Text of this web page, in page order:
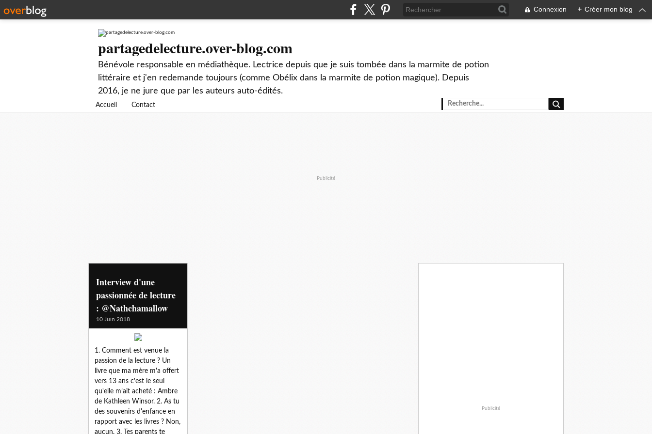
Connexion + Créer mon blog
partagedelecture.over-blog.com
Bénévole responsable en médiathèque. Lectrice depuis que je suis tombée dans la marmite de potion
littéraire et j'en redemande toujours (comme Obélix dans la marmite de potion magique). Depuis
2016, je ne jure que par les auteurs auto-édités.
Accueil Contact
Publicité
@nathchamallow
Interview d'une
passionnée de lecture
: @Nathchamallow
10 Juin 2018
1. Comment est venue la
passion de la lecture ? Un
livre que ma mère m'a offert
vers 13 ans c'est le seul
qu'elle m’ait acheté : Ambre
de Kathleen Winsor. 2. As tu
des souvenirs d'enfance en
rapport avec les livres ? Non,
aucun. 3. Tes parents te
Publicité